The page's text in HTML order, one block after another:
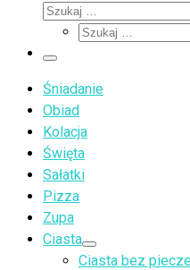
Szukaj
Szukaj
Menu
Śniadanie
Obiad
Kolacja
Święta
Sałatki
Pizza
Zupa
Ciasta
Ciasta bez